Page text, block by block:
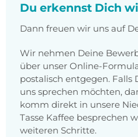
Du erkennst Dich
Dann freuen wir uns auf
Wir nehmen Deine
über unser Online-
postalisch entgegen.
uns sprechen möchten,
komm direkt in unsere
Tasse Kaffee besprechen
weiteren Schritte.